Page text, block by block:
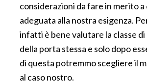
considerazioni da fare in merito a
adeguata alla nostra esigenza.
infatti è bene valutare la classe
della porta stessa e solo dopo
di questa potremmo scegliere il
al caso nostro.